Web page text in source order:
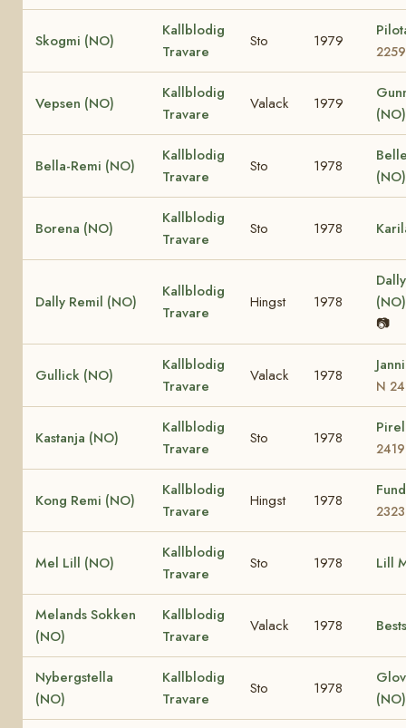
Skogmi (NO)
Kallblodig
Travare
Sto 1979
Vepsen (NO)
Kallblodig
Travare
Valack 1979
(NO)
Bella-Remi (NO)
Kallblodig
Travare
Sto 1978
(NO)
Borena (NO)
Kallblodig
Travare
Sto 1978
Dally Remil (NO)
Kallblodig
Travare
Hingst 1978
📷
Gullick (NO)
Kallblodig
Travare
Valack 1978
N
Kastanja (NO)
Kallblodig
Travare
Sto 1978
Kong Remi (NO)
Kallblodig
Travare
Hingst 1978
Mel Lill (NO)
Kallblodig
Travare
Sto 1978 Lill
Melands Sokken
(NO)
Kallblodig
Travare
Valack 1978
Nybergstella
(NO)
Kallblodig
Travare
Sto 1978